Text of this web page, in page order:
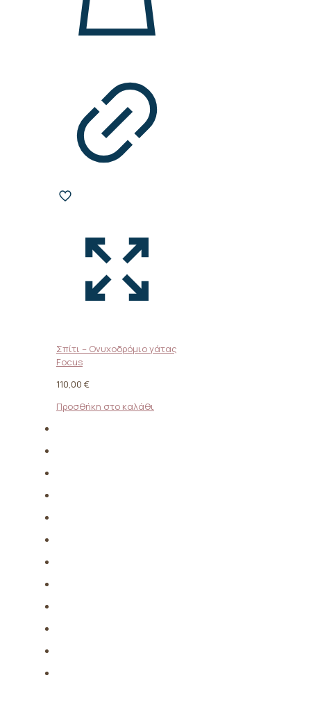
Σπίτι – Ονυχοδρόμιο γάτας
Focus
110,00 €
Προσθήκη στο καλάθι